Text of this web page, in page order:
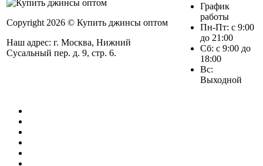
Copyright 2026 © Купить джинсы оптом
Наш адрес: г. Москва, Нижний
Сусальный пер. д. 9, стр. 6.
График
работы
Пн-Пт: с 9:00
до 21:00
Сб: с 9:00 до
18:00
Вс:
Выходной